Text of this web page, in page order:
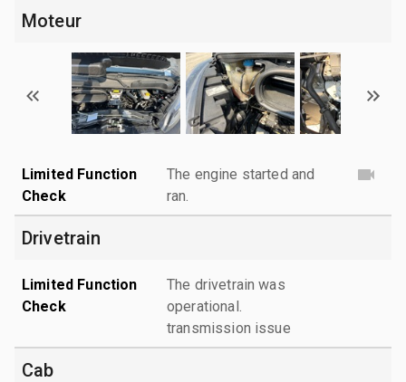
Moteur
Limited Function
Check
The engine started and
ran.
Drivetrain
Limited Function
Check
The drivetrain was
operational.
transmission issue
Cab